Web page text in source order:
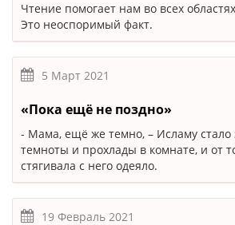
Чтение помогает нам во всех
Это неоспоримый факт.
5 Март 2021
«Пока ещё не поздно»
- Мама, ещё же темно, – Исламу стало
темноты и прохлады в комнате, и от
стягивала с него одеяло.
19 Февраль 2021